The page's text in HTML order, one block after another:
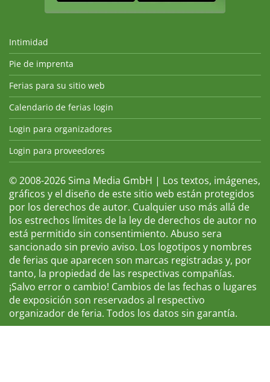
Intimidad
Pie de imprenta
Ferias para su sitio web
Calendario de ferias login
Login para organizadores
Login para proveedores
© 2008-2026 Sima Media GmbH | Los textos, imágenes,
gráficos y el diseño de este sitio web están protegidos
por los derechos de autor. Cualquier uso más allá de
los estrechos límites de la ley de derechos de autor no
está permitido sin consentimiento. Abuso sera
sancionado sin previo aviso. Los logotipos y nombres
de ferias que aparecen son marcas registradas y, por
tanto, la propiedad de las respectivas compañías.
¡Salvo error o cambio! Cambios de las fechas o lugares
de exposición son reservados al respectivo
organizador de feria. Todos los datos sin garantía.